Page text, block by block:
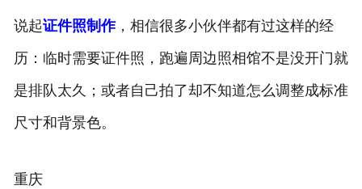
说起证件照制作，相信很多小伙伴都有过这样的经
历：临时需要证件照，跑遍周边照相馆不是没开门就
是排队太久；或者自己拍了却不知道怎么调整成标准
尺寸和背景色。
重庆